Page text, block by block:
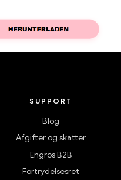
SUPPORT
Blog
Afgifter og skatter
Engros B2B
Fortrydelsesret